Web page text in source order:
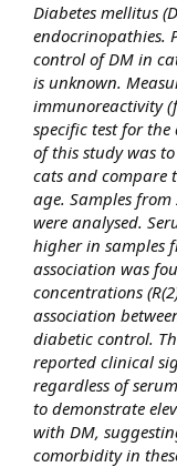
Diabetes mellitus
endocrinopathies.
control of DM in
is unknown.
immunoreactivity
specific test for
of this study was
cats and compare
age. Samples
were analysed.
higher in samples
association was
concentrations
association
diabetic control.
reported clinical
regardless of
to demonstrate
with DM,
comorbidity in